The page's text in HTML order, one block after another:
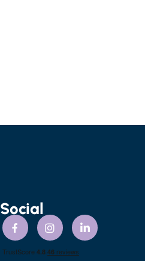
Social